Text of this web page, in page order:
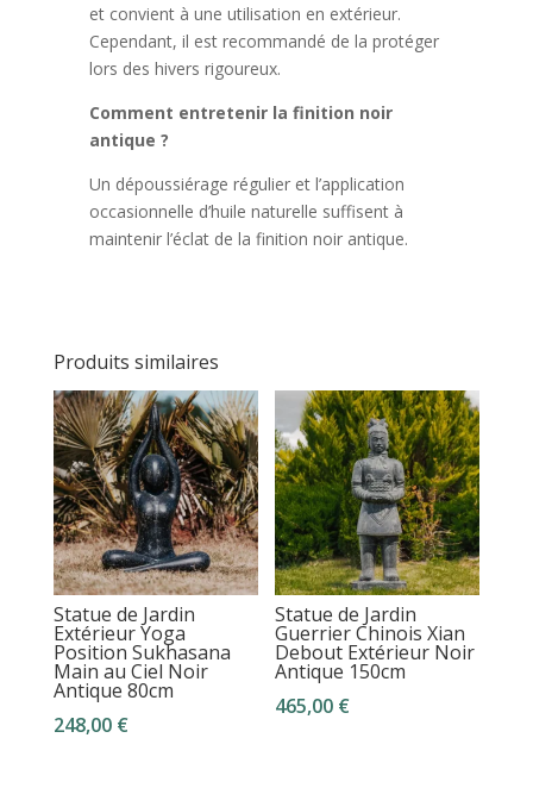
et convient à une utilisation en extérieur.
Cependant, il est recommandé de la protéger
lors des hivers rigoureux.
Comment entretenir la finition noir
antique ?
Un dépoussiérage régulier et l’application
occasionnelle d’huile naturelle suffisent à
maintenir l’éclat de la finition noir antique.
Produits similaires
Statue de Jardin
Extérieur Yoga
Position Sukhasana
Main au Ciel Noir
Antique 80cm
248,00 €
Statue de Jardin
Guerrier Chinois Xian
Debout Extérieur Noir
Antique 150cm
465,00 €